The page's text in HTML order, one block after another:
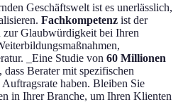
Geschäftswelt ist es unerlässlich,
Fachkompetenz ist der
zur Glaubwürdigkeit bei Ihren
_Eine Studie von 60 Millionen
dass Berater mit spezifischen
haben. Bleiben Sie
in Ihrer Branche, um Ihren Klienten